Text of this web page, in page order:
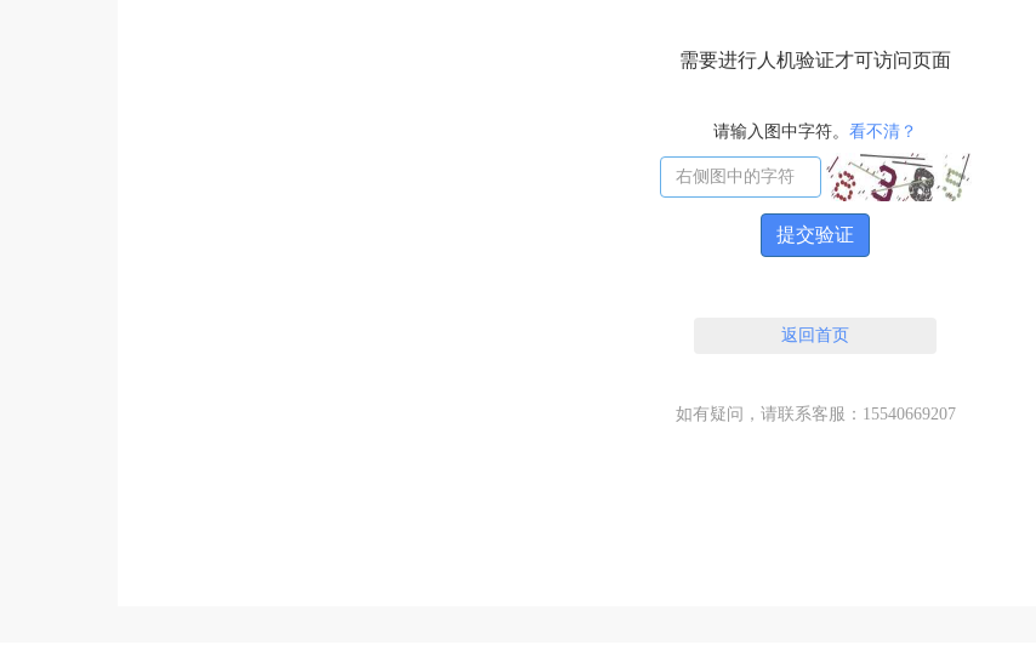
需要进行人机验证才可访问页面
请输入图中字符。 看不清？
提交验证
返回首页
如有疑问，请联系客服：15540669207